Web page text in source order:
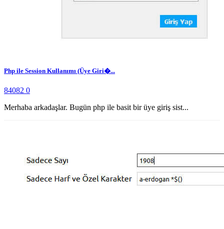
Php ile Session Kullanımı (Üye Giri�...
84082 0
Merhaba arkadaşlar. Bugün php ile basit bir üye giriş sist...